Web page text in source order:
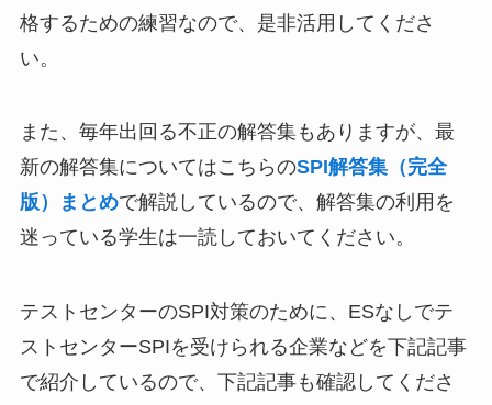
格するための練習なので、是非活用してくださ
い。
また、毎年出回る不正の解答集もありますが、最
新の解答集についてはこちらのSPI解答集（完全
版）まとめで解説しているので、解答集の利用を
迷っている学生は一読しておいてください。
テストセンターのSPI対策のために、ESなしでテ
ストセンターSPIを受けられる企業などを下記記事
で紹介しているので、下記記事も確認してくださ